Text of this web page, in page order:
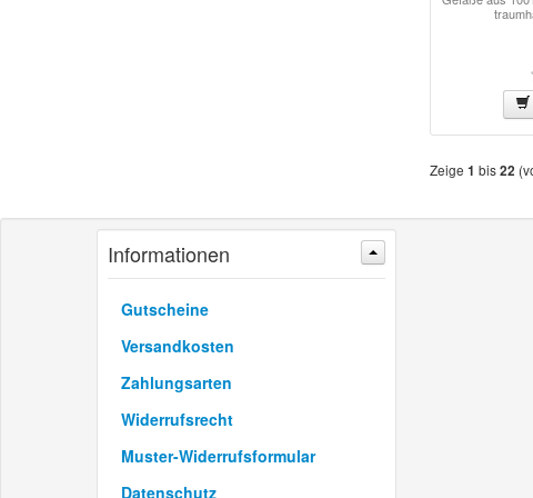
Zeige 1 bis22
Informationen
Gutscheine
Versandkosten
Zahlungsarten
Widerrufsrecht
Muster-Widerrufsformular
Datenschutz